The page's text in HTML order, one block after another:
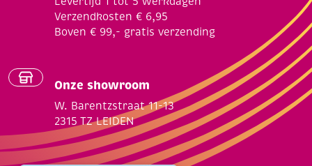
Verzendkosten € 6,95
Boven € 99,- gratis verzending
Onze showroom
W. Barentzstraat 11-13
2315 TZ LEIDEN